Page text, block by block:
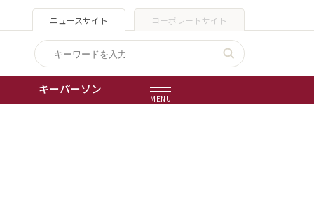
ニュースサイト コーポレートサイト
キーパーソン
MENU